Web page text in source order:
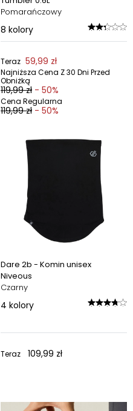
Pomarańczowy
8 kolory
Teraz 59,99 zł
Najniższa Cena Z 30 Dni Przed
Obniżką
119,99 zł - 50%
Cena Regularna
119,99 zł - 50%
Dare 2b - Komin unisex
Niveous
Czarny
4 kolory
Teraz 109,99 zł